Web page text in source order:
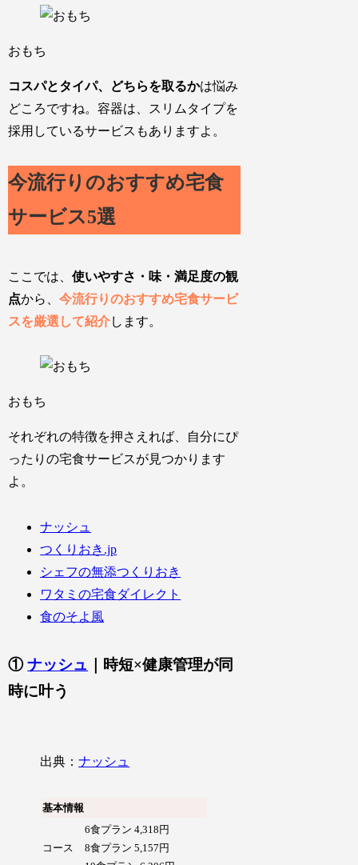
おもち
コスパとタイパ、どちらを取るかは悩み
どころですね。容器は、スリムタイプを
採用しているサービスもありますよ。
今流行りのおすすめ宅食
サービス5選
ここでは、使いやすさ・味・満足度の観
点から、今流行りのおすすめ宅食サービ
スを厳選して紹介します。
おもち
それぞれの特徴を押さえれば、自分にぴ
ったりの宅食サービスが見つかります
よ。
ナッシュ
つくりおき.jp
シェフの無添つくりおき
ワタミの宅食ダイレクト
食のそよ風
①ナッシュ
｜時短×健康管理が同
時に叶う
出典：ナッシュ
基本情報
コース
6食プラン 4,318円
8食プラン 5,157円